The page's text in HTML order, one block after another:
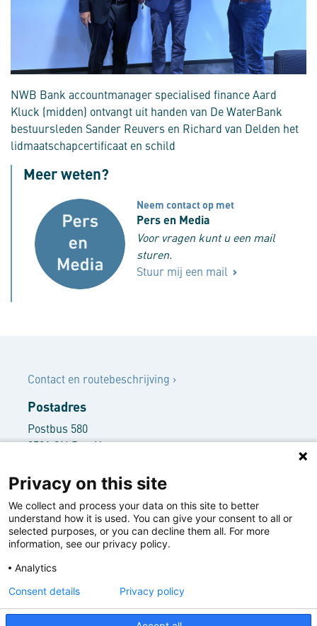
Meer informatie | Read more
NWB Bank accountmanager specialised finance Aard
Kluck (midden) ontvangt uit handen van De WaterBank
bestuursleden Sander Reuvers en Richard van Delden het
lidmaatschapcertificaat en schild
Meer weten?
Neem contact op met
Pers en Media
Voor vragen kunt u een mail
sturen.
Stuur mij een mail
Contact
Contact en routebeschrijving ›
Postadres
Postbus 580
2501 CN Den Haag
Bezoekersadres
Rooseveltplantsoen 3
2517 KR Den Haag
+31 70 416 62 66
info@nwbbank.com
Disclaimer ›
Privacy statement ›
Responsible disclosure ›
Privacy on this site
We collect and process your data on this site to better
understand how it is used. You can give your consent to all or
selected purposes, or you can decline them all. For more
information, see our privacy policy.
Analytics
Consent details Privacy policy